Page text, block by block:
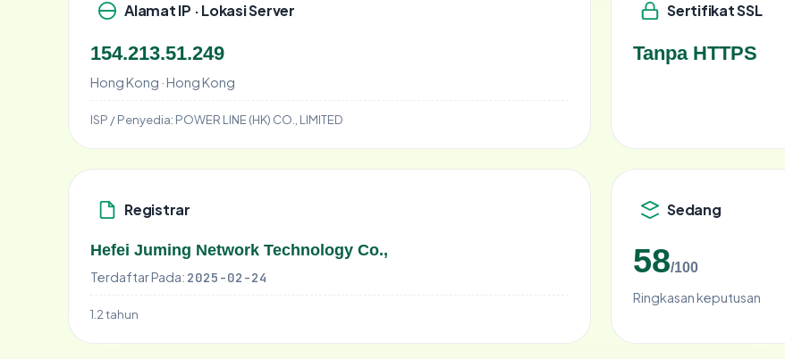
Alamat IP · Lokasi Server
154.213.51.249
Hong Kong · Hong Kong
ISP / Penyedia: POWER LINE (HK) CO., LIMITED
Sertifikat SSL
Tanpa HTTPS
Registrar
Hefei Juming Network Technology Co.,
Terdaftar Pada: 2025-02-24
1.2 tahun
Sedang
58/100
Ringkasan keputusan